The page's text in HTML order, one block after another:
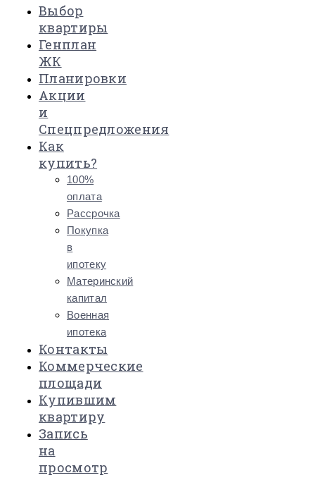
Выбор
квартиры
Генплан
ЖК
Планировки
Акции
и
Спецпредложения
Как
купить?
100%
оплата
Рассрочка
Покупка
в
ипотеку
Материнский
капитал
Военная
ипотека
Контакты
Коммерческие
площади
Купившим
квартиру
Запись
на
просмотр